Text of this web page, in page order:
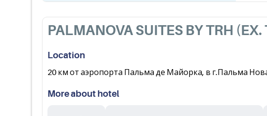
PALMANOVA SUITES BY TRH
Location
20 км от аэропорта Пальма де Майорка, в г.Пальма
More about hotel